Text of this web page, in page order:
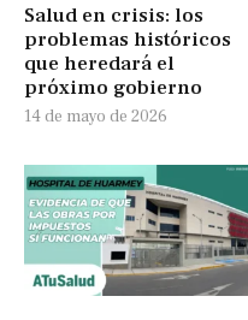
Salud en crisis: los
problemas históricos
que heredará el
próximo gobierno
14 de mayo de 2026